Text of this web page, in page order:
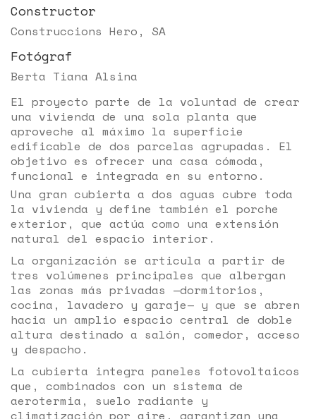
Constructor
Construccions Hero, SA
Fotógraf
Berta Tiana Alsina
El proyecto parte de la voluntad de crear
una vivienda de una sola planta que
aproveche al máximo la superficie
edificable de dos parcelas agrupadas. El
objetivo es ofrecer una casa cómoda,
funcional e integrada en su entorno.
Una gran cubierta a dos aguas cubre toda
la vivienda y define también el porche
exterior, que actúa como una extensión
natural del espacio interior.
La organización se articula a partir de
tres volúmenes principales que albergan
las zonas más privadas —dormitorios,
cocina, lavadero y garaje— y que se abren
hacia un amplio espacio central de doble
altura destinado a salón, comedor, acceso
y despacho.
La cubierta integra paneles fotovoltaicos
que, combinados con un sistema de
aerotermia, suelo radiante y
climatización por aire, garantizan una